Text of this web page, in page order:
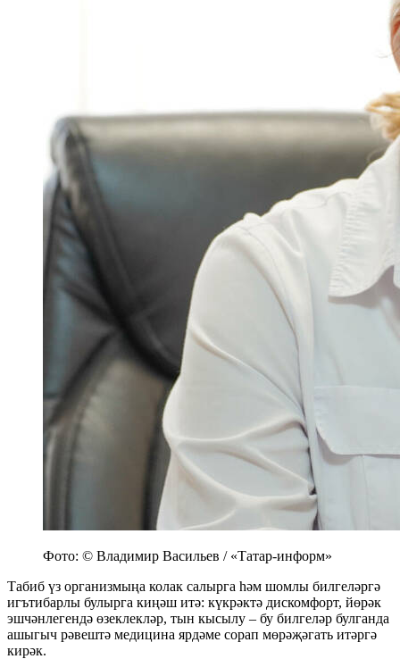
Фото: © Владимир Васильев / «Татар-информ»
Табиб үз организмыңа колак салырга һәм шомлы билгеләргә
игътибарлы булырга киңәш итә: күкрәктә дискомфорт, йөрәк
эшчәнлегендә өзеклекләр, тын кысылу – бу билгеләр булганда
ашыгыч рәвештә медицина ярдәме сорап мөрәҗәгать итәргә
кирәк.